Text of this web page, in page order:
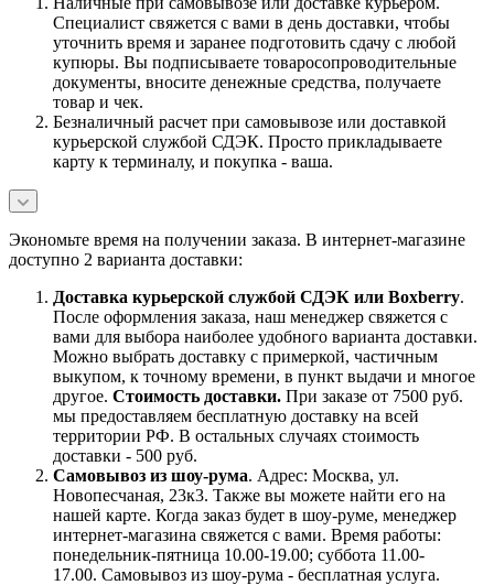
Специалист свяжется с вами в день доставки, чтобы
уточнить время и заранее подготовить сдачу с любой
купюры. Вы подписываете товаросопроводительные
документы, вносите денежные средства, получаете
товар и чек.
Безналичный расчет при самовывозе или доставкой
курьерской службой СДЭК. Просто прикладываете
карту к терминалу, и покупка - ваша.
Экономьте время на получении заказа. В интернет-магазине
доступно 2 варианта доставки:
Доставка курьерской службой СДЭК или Boxberry.
После оформления заказа, наш менеджер свяжется с
вами для выбора наиболее удобного варианта доставки.
Можно выбрать доставку с примеркой, частичным
выкупом, к точному времени, в пункт выдачи и многое
другое. Стоимость доставки. При заказе от 7500 руб.
мы предоставляем бесплатную доставку на всей
территории РФ. В остальных случаях стоимость
доставки - 500 руб.
Самовывоз из шоу-рума. Адрес: Москва, ул.
Новопесчаная, 23к3. Также вы можете найти его на
нашей карте. Когда заказ будет в шоу-руме, менеджер
интернет-магазина свяжется с вами. Время работы:
понедельник-пятница 10.00-19.00; суббота 11.00-
17.00. Самовывоз из шоу-рума - бесплатная услуга.